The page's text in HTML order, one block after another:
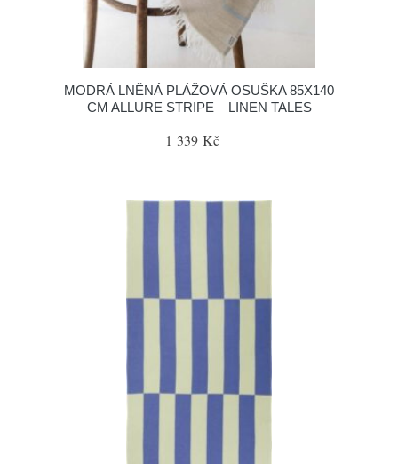
MODRÁ LNĚNÁ PLÁŽOVÁ OSUŠKA 85X140
CM ALLURE STRIPE – LINEN TALES
1 339 Kč